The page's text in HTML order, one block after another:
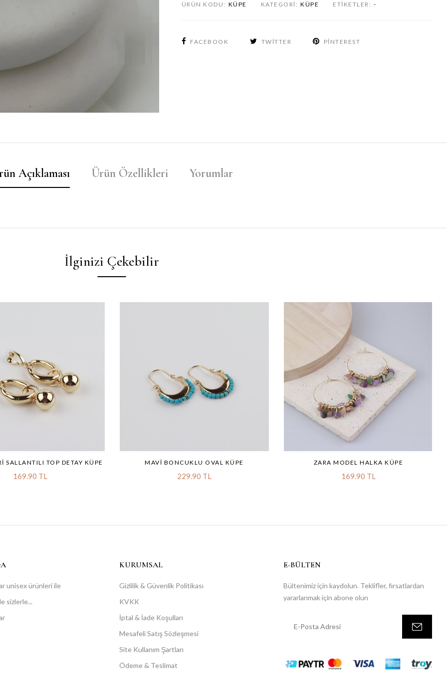
ÜRÜN KODU: KÜPE KATEGORI: KÜPE ETIKETLER: -
FACEBOOK TWITTER PINTEREST
Açıklaması Ürün Özellikleri Yorumlar
İlginizi Çekebilir
SALLANTILI TOP DETAY KÜPE
169.90 TL
MAVI BONCUKLU OVAL KÜPE
229.90 TL
ZARA MODEL HALKA KÜPE
169.90 TL
unisex ürünleri ile
sizlerle...
KURUMSAL
Gizlilik & Güvenlik Politikası
KVKK
İptal & İade Koşulları
Mesafeli Satış Sözleşmesi
Site Kullanım Şartları
Ödeme & Teslimat
E-BÜLTEN
Bültenimiz için kaydolun. Teklifler, fırsatlardan
yararlanmak için abone olun